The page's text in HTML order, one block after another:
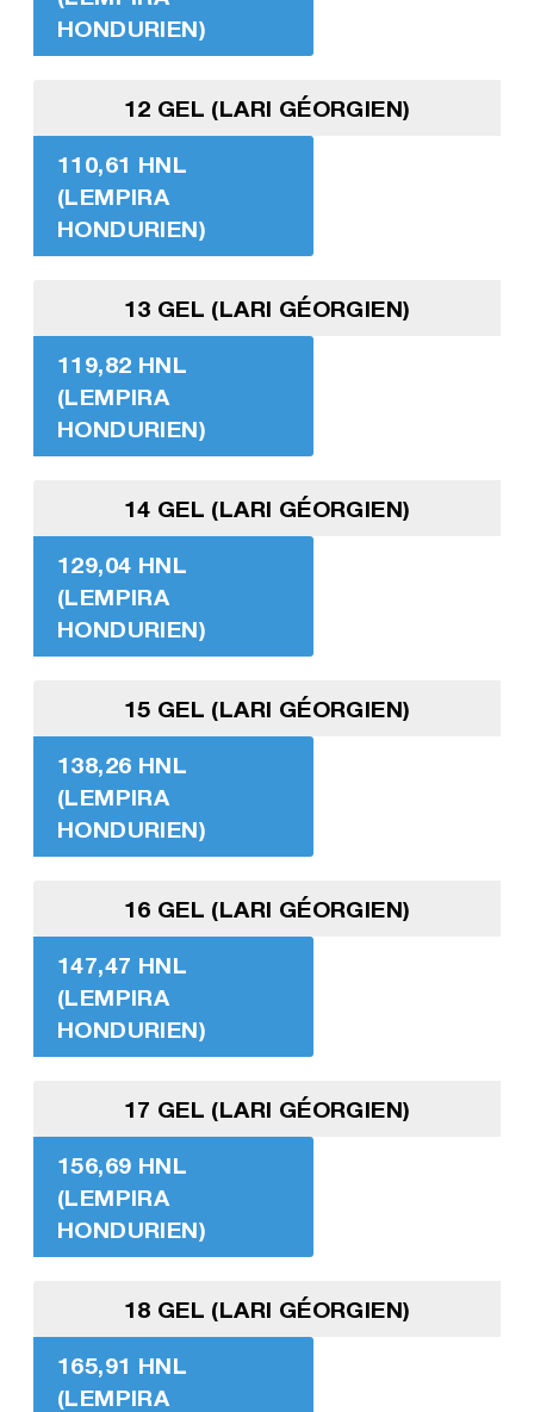
HONDURIEN)
12 GEL (LARI GÉORGIEN)
110,61 HNL
(LEMPIRA
HONDURIEN)
13 GEL (LARI GÉORGIEN)
119,82 HNL
(LEMPIRA
HONDURIEN)
14 GEL (LARI GÉORGIEN)
129,04 HNL
(LEMPIRA
HONDURIEN)
15 GEL (LARI GÉORGIEN)
138,26 HNL
(LEMPIRA
HONDURIEN)
16 GEL (LARI GÉORGIEN)
147,47 HNL
(LEMPIRA
HONDURIEN)
17 GEL (LARI GÉORGIEN)
156,69 HNL
(LEMPIRA
HONDURIEN)
18 GEL (LARI GÉORGIEN)
165,91 HNL
(LEMPIRA